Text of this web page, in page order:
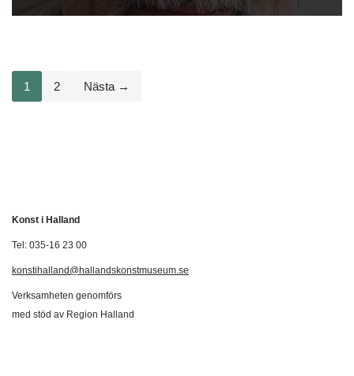
1 2 Nästa →
Konst i Halland
Tel: 035-16 23 00
konstihalland@hallandskonstmuseum.se
Verksamheten genomförs
med stöd av Region Halland